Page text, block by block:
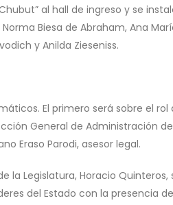
al hall de ingreso y se
Biesa de Abraham, Ana
y Anilda Zieseniss.
El primero será sobre el rol
General de Administración
Eraso Parodi, asesor legal.
la Legislatura, Horacio Quinteros,
del Estado con la presencia de